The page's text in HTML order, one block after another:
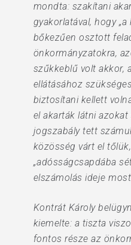
mondta: szakítani
gyakorlatával, hogy
bőkezűen osztott
önkormányzatokra,
szűkkeblű volt akkor,
ellátásához
biztosítani kellett
el akarták látni
jogszabály tett
közösség várt el
„adósságcsapdába
elszámolás ideje
Kontrát Károly
kiemelte: a tiszta
fontos része az